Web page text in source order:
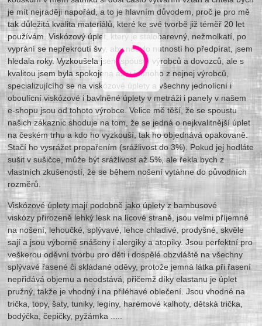
je mít nejraději napořád, a to je hlavním důvodem, proč je pro mě
tak důležitá kvalita materiálů, které ke své tvorbě již téměř 20 let
používám. Viskózový úplet, který je stálobarevný, nežmolkatí, po
vyprání se nepřekroutí švy, aby nebylo nutností ho předpírat, jsem
hledala roky. Vyzkoušela jsem spoustu výrobců a dovozců, ale s
kvalitou jsem byla spokojena až u jednoho z nejnej výrobců,
specializujícího se na viskózové úplety a všechny jednolícní i
oboulícní viskózové i bavlněné úplety v metráži i panely v našem
e-shopu jsou od tohoto výrobce. Velice mě těší, že se spoustu
našich zákaznic shoduje na tom, že se jedná o nejkvalitnější úplet
na českém trhu a kdo ho vyzkouší, tak ho objednává opakovaně.
Stačí ho vysrážet propařením (srážlivost do 3%). Pokud jej hodláte
sušit v sušičce, může být srážlivost až 5%, ale řekla bych z
vlastních zkušeností, že se během nošení vytáhne do původních
rozměrů.
Viskózové úplety mají podobně jako úplety z bambusové
viskózy přirozeně lehký lesk na lícové straně, jsou velmi příjemné
na nošení, lehoučké, splývavé, lehce chladivé, prodyšné, skvěle
sají a jsou výborně snášeny i alergiky a atopiky. Jsou perfektní pro
veškerou oděvní tvorbu pro děti i dospělé obzvláště na všechny
splývavé řasené či skládané oděvy, protože jemná látka při řasení
nepřidává objemu a neodstává, přičemž díky elastanu je úplet
pružný, takže je vhodný i na přiléhavé oblečení. Jsou vhodné na
trička, topy, šaty, tuniky, legíny, harémové kalhoty, dětská trička,
bodýčka, čepičky, pyžámka .....